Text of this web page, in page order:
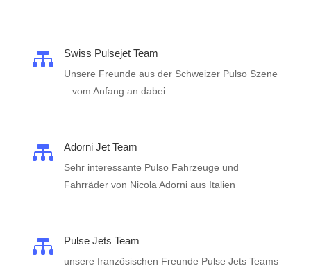
 Swiss Pulsejet Team
Unsere Freunde aus der Schweizer Pulso Szene
– vom Anfang an dabei
 Adorni Jet Team
Sehr interessante Pulso Fahrzeuge und
Fahrräder von Nicola Adorni aus Italien
 Pulse Jets Team
unsere französischen Freunde Pulse Jets Teams